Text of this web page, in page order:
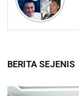
BERITA SEJENIS